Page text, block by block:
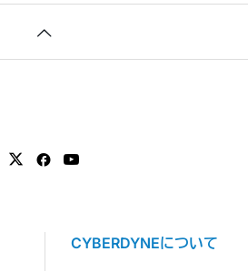
CYBERDYNEについて